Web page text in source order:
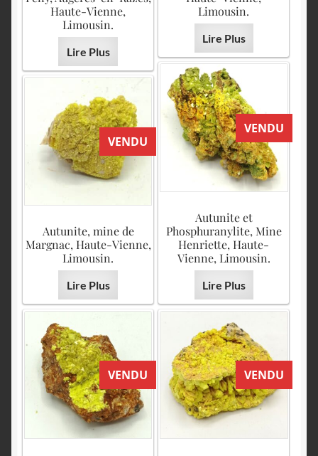
Haute-Vienne,
Limousin.
Lire Plus
Limousin.
Lire Plus
VENDU
Autunite et
Phosphuranylite, Mine
Henriette, Haute-
Vienne, Limousin.
Lire Plus
VENDU
Autunite, mine de
Margnac, Haute-Vienne,
Limousin.
Lire Plus
VENDU VENDU